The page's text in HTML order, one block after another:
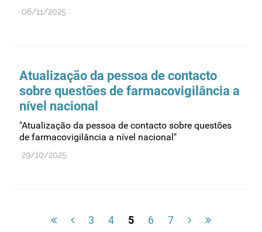
06/11/2025
Atualização da pessoa de contacto
sobre questões de farmacovigilância a
nível nacional
"Atualização da pessoa de contacto sobre questões
de farmacovigilância a nível nacional"
29/10/2025
3 4 5 6 7